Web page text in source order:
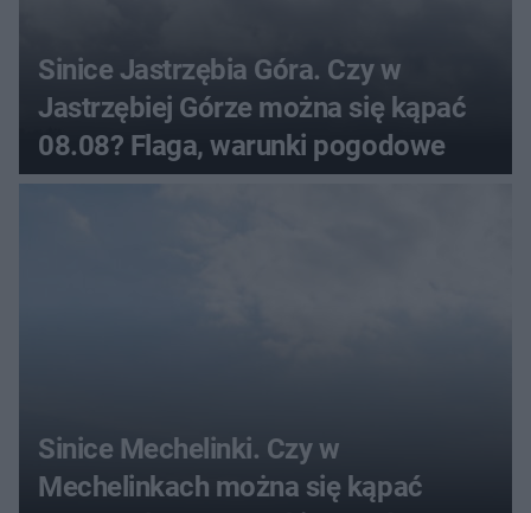
Sinice Jastrzębia Góra. Czy w
Jastrzębiej Górze można się kąpać
08.08? Flaga, warunki pogodowe
Sinice Mechelinki. Czy w
Mechelinkach można się kąpać